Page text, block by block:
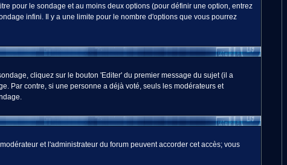
pour le sondage et au moins deux options (pour définir une option, entrez
infini. Il y a une limite pour le nombre d'options que vous pourrez
cliquez sur le bouton 'Editer' du premier message du sujet (il a
Par contre, si une personne a déjà voté, seuls les modérateurs et
et l'administrateur du forum peuvent accorder cet accès; vous